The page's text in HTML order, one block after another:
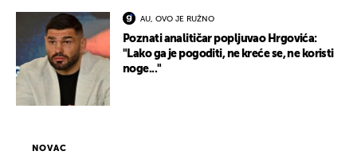
AU, OVO JE RUŽNO
Poznati analitičar popljuvao Hrgovića:
"Lako ga je pogoditi, ne kreće se, ne koristi
noge..."
NOVAC